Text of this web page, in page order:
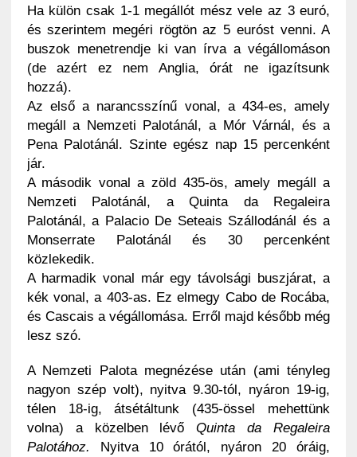
Ha külön csak 1-1 megállót mész vele az 3 euró,
és szerintem megéri rögtön az 5 euróst venni. A
buszok menetrendje ki van írva a végállomáson
(de azért ez nem Anglia, órát ne igazítsunk
hozzá).
Az első a narancsszínű vonal, a 434-es, amely
megáll a Nemzeti Palotánál, a Mór Várnál, és a
Pena Palotánál. Szinte egész nap 15 percenként
jár.
A második vonal a zöld 435-ös, amely megáll a
Nemzeti Palotánál, a Quinta da Regaleira
Palotánál, a Palacio De Seteais Szállodánál és a
Monserrate Palotánál és 30 percenként
közlekedik.
A harmadik vonal már egy távolsági buszjárat, a
kék vonal, a 403-as. Ez elmegy Cabo de Rocába,
és Cascais a végállomása. Erről majd később még
lesz szó.
A Nemzeti Palota megnézése után (ami tényleg
nagyon szép volt), nyitva 9.30-tól, nyáron 19-ig,
télen 18-ig, átsétáltunk (435-össel mehettünk
volna) a közelben lévőQuinta da Regaleira
Palotához. Nyitva 10 órától, nyáron 20 óráig,